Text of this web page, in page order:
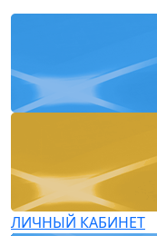
ЛИЧНЫЙ КАБИНЕТ